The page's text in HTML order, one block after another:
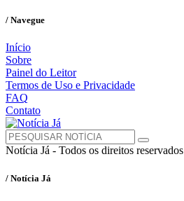
/ Navegue
Início
Sobre
Painel do Leitor
Termos de Uso e Privacidade
FAQ
Contato
Notícia Já - Todos os direitos reservados
/ Notícia Já